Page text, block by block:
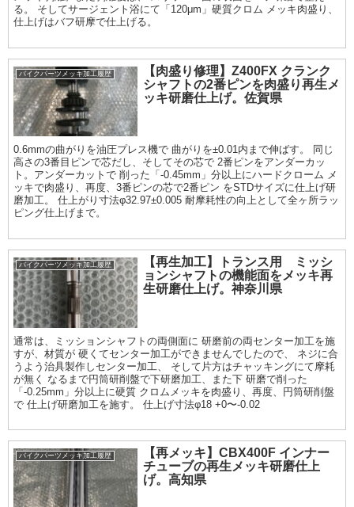
る。 そしてサージェント浴にて「120μm」硬質クロム メッキ肉盛り、
仕上げはバフ研摩で仕上げる。
バイクパーツメッキ加工履歴
【肉盛り修理】Z400FX クランク
シャフトの2番ピンを肉盛り再生メ
ッキ研磨仕上げ。佐賀県
0.6mmの曲がりを油圧プレス機で 曲がりを±0.01内まで伸ばす。 同じ
高さの3番目ピンで芯だし、そしてその芯で 2番ピンをアンダーカッ
ト。アンダーカットで 削った「-0.45mm」分以上にハードクローム メ
ッキで肉盛り、再度、3番ピンの芯で2番ピン をSTDサイズに仕上げ研
磨加工。 仕上がり寸法φ32.97±0.005 耐摩耗性の向上として全ヶ所ラッ
ピング仕上げまで。
バイクパーツメッキ加工履歴
【再生加工】トランス用 ミッシ
ョンシャフトの機能面をメッキ再
生研磨仕上げ。神奈川県
通常は、ミッションシャフトの両側面に 研磨前の両センター加工を施
すが、材質が 硬くてセンター加工ができませんでしたので、 ネジに合
うよう治具製作しセンター加工、 そして片方はチャッキングにて摩耗
が無く なるまで円筒研削盤で下研磨加工、また下 研磨で削った
「-0.25mm」分以上に硬質 クロムメッキを肉盛り、再度、円筒研削盤
で 仕上げ研磨加工を施す。 仕上げ寸法φ18 +0〜-0.02
バイクパーツメッキ加工履歴
【再メッキ】CBX400F インナー
チューブの再生メッキ研磨仕上
げ。高知県